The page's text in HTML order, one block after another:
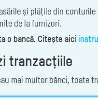
și plățile din
de la furnizori.
o bancă. Citește aici
tranzacțiile
mai multor bănci, toate